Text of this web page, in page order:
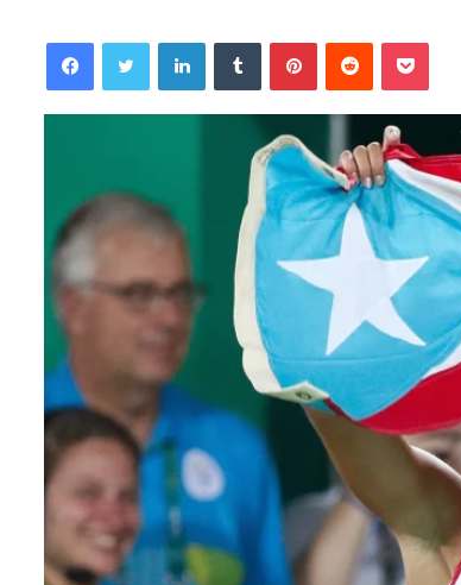
FacebookTwitter LinkedInTumblrPinterestReddit